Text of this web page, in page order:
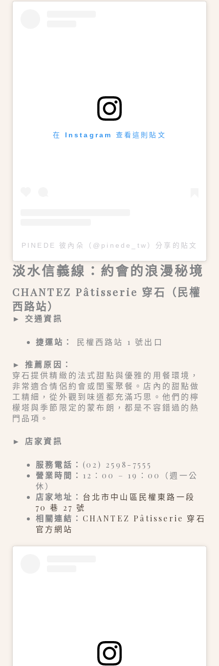
在 Instagram 查看這則貼文
PINEDE 彼內朵（@pinede_tw）分享的貼文
淡水信義線：約會的浪漫秘境
CHANTEZ Pâtisserie 穿石（民權
西路站）
► 交通資訊
捷運站： 民權西路站 1 號出口
► 推薦原因：
穿石提供精緻的法式甜點與優雅的用餐環境，
非常適合情侶約會或閨蜜聚餐。店內的甜點做
工精細，從外觀到味道都充滿巧思。他們的檸
檬塔與季節限定的蒙布朗，都是不容錯過的熱
門品項。
► 店家資訊
服務電話： (02) 2598-7555
營業時間： 12：00 – 19：00（週一公
休）
店家地址： 台北市中山區民權東路一段
70 巷 27 號
相關連結： CHANTEZ Pâtisserie 穿石
官方網站